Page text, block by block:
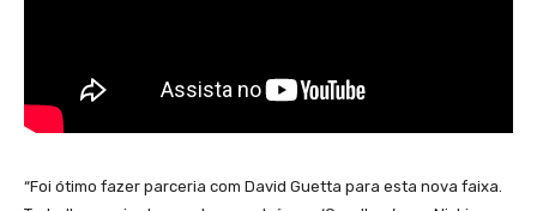
“Foi ótimo fazer parceria com David Guetta para esta nova faixa.